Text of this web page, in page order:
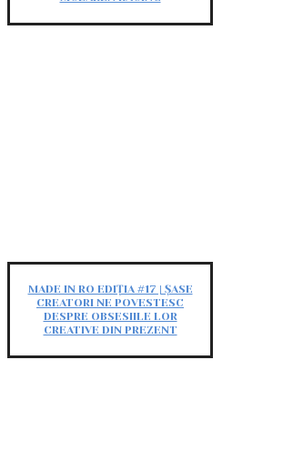
MADE IN RO EDIȚIA #17 | ȘASE
CREATORI NE POVESTESC
DESPRE OBSESIILE LOR
CREATIVE DIN PREZENT